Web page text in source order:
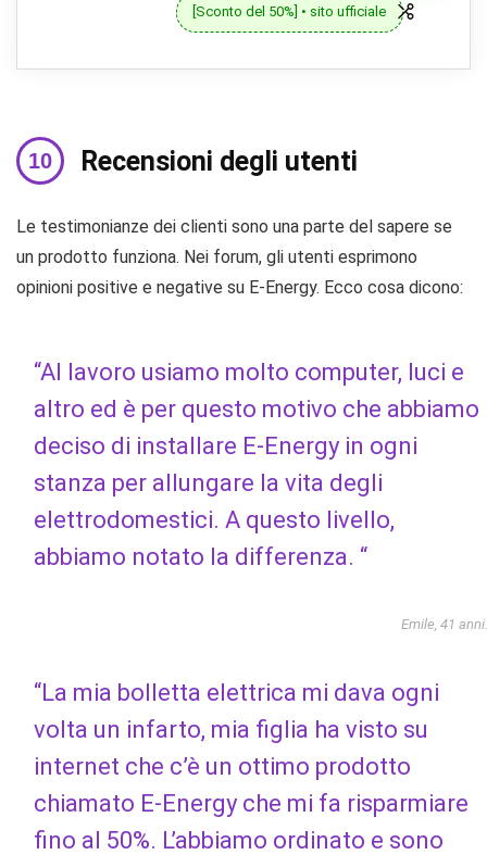
[Sconto del 50%] • sito ufficiale
Recensioni degli utenti
Le testimonianze dei clienti sono una parte del sapere se
un prodotto funziona. Nei forum, gli utenti esprimono
opinioni positive e negative su E-Energy. Ecco cosa dicono:
“Al lavoro usiamo molto computer, luci e
altro ed è per questo motivo che abbiamo
deciso di installare E-Energy in ogni
stanza per allungare la vita degli
elettrodomestici. A questo livello,
abbiamo notato la differenza. “
Emile, 41 anni.
“La mia bolletta elettrica mi dava ogni
volta un infarto, mia figlia ha visto su
internet che c’è un ottimo prodotto
chiamato E-Energy che mi fa risparmiare
fino al 50%. L’abbiamo ordinato e sono